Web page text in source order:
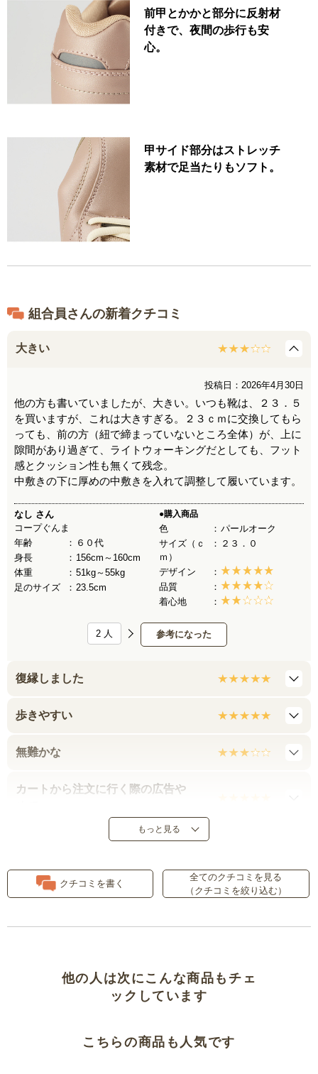
前甲とかかと部分に反射材
付きで、夜間の歩行も安
心。
甲サイド部分はストレッチ
素材で足当たりもソフト。
組合員さんの新着クチコミ
大きい
投稿日：2026年4月30日
他の方も書いていましたが、大きい。いつも靴は、２３．５
を買いますが、これは大きすぎる。２３ｃｍに交換してもら
っても、前の方（紐で締まっていないところ全体）が、上に
隙間があり過ぎて、ライトウォーキングだとしても、フット
感とクッション性も無くて残念。
中敷きの下に厚めの中敷きを入れて調整して履いています。
なし さん
コープぐんま
年齢
６０代
身長
156cm～160cm
体重
51kg～55kg
足のサイズ
23.5cm
●購入商品
色
パールオーク
サイズ（ｃ
ｍ）
２３．０
デザイン
品質
着心地
参考になった
2 人
復縁しました
歩きやすい
無難かな
カートから注文に行く際の広告や
残念です。
もっと見る
クチコミを書く
全てのクチコミを見る
（クチコミを絞り込む）
他の人は次にこんな商品もチェ
ックしています
こちらの商品も人気です